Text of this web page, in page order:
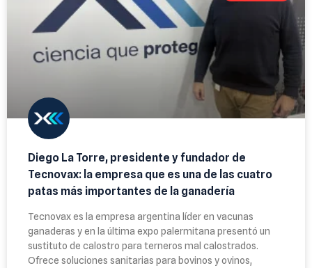
Diego La Torre, presidente y fundador de
Tecnovax: la empresa que es una de las cuatro
patas más importantes de la ganadería
Tecnovax es la empresa argentina líder en vacunas
ganaderas y en la última expo palermitana presentó un
sustituto de calostro para terneros mal calostrados.
Ofrece soluciones sanitarias para bovinos y ovinos,